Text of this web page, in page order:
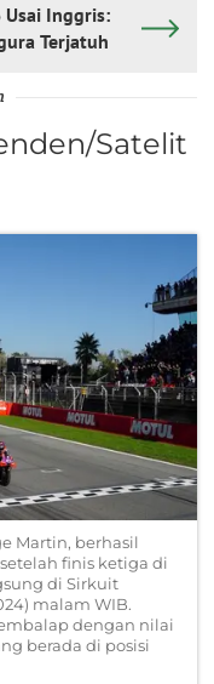
Usai Inggris:
Terjatuh
Satelit
Martin, berhasil
finis ketiga di
di Sirkuit
malam WIB.
dengan nilai
berada di posisi